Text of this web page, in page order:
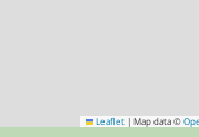
Leaflet | Map data ©